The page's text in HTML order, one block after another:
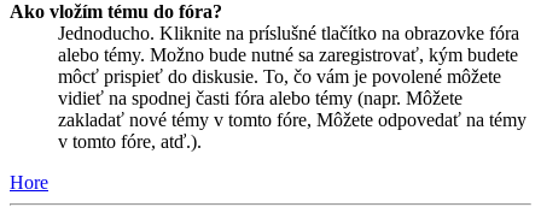
Ako vložím tému do fóra?
Jednoducho. Kliknite na príslušné tlačítko na obrazovke fóra
alebo témy. Možno bude nutné sa zaregistrovať, kým budete
môcť prispieť do diskusie. To, čo vám je povolené môžete
vidieť na spodnej časti fóra alebo témy (napr. Môžete
zakladať nové témy v tomto fóre, Môžete odpovedať na témy
v tomto fóre, atď.).
Hore